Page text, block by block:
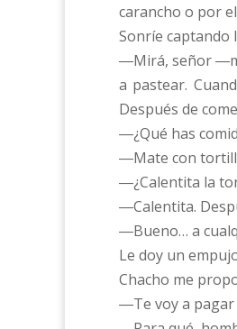
carancho o por
Sonríe captando
―Mirá, señor
a pastear.
Después de
―¿Qué has
―Mate con
―¿Calentita la
―Calentita.
―Bueno… a
Le doy un
Chacho me
―Te voy a pagar